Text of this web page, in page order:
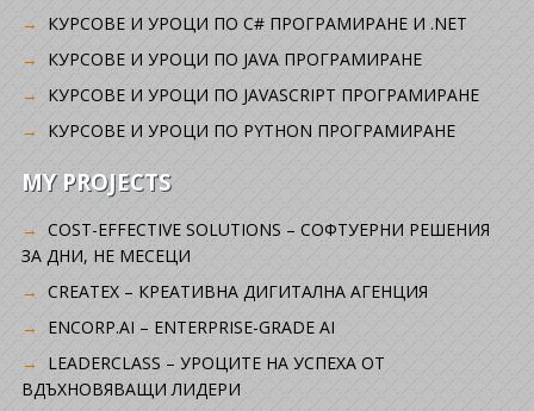
КУРСОВЕ И УРОЦИ ПО C# ПРОГРАМИРАНЕ И .NET
КУРСОВЕ И УРОЦИ ПО JAVA ПРОГРАМИРАНЕ
КУРСОВЕ И УРОЦИ ПО JAVASCRIPT ПРОГРАМИРАНЕ
КУРСОВЕ И УРОЦИ ПО PYTHON ПРОГРАМИРАНЕ
MY PROJECTS
COST-EFFECTIVE SOLUTIONS – СОФТУЕРНИ РЕШЕНИЯ
ЗА ДНИ, НЕ МЕСЕЦИ
CREATEX – КРЕАТИВНА ДИГИТАЛНА АГЕНЦИЯ
ENCORP.AI – ENTERPRISE-GRADE AI
LEADERCLASS – УРОЦИТЕ НА УСПЕХА ОТ
ВДЪХНОВЯВАЩИ ЛИДЕРИ